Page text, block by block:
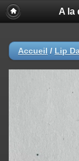
A la
Accueil / Lip